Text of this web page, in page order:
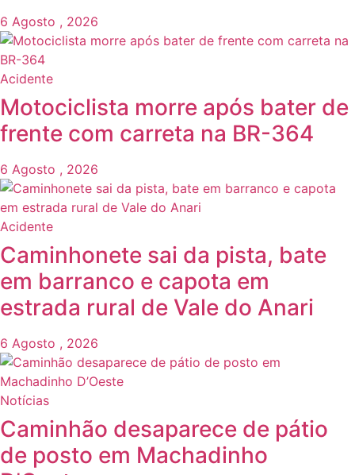
6 Agosto , 2026
Acidente
Motociclista morre após bater de
frente com carreta na BR-364
6 Agosto , 2026
Acidente
Caminhonete sai da pista, bate
em barranco e capota em
estrada rural de Vale do Anari
6 Agosto , 2026
Notícias
Caminhão desaparece de pátio
de posto em Machadinho